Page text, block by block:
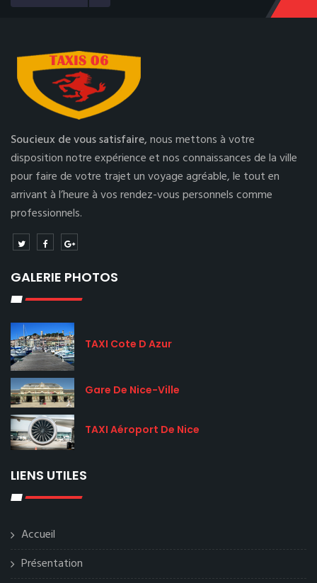
Soucieux de vous satisfaire,nous mettons à votre
disposition notre expérience et nos connaissances de la ville
pour faire de votre trajet un voyage agréable, le tout en
arrivant à l’heure à vos rendez-vous personnels comme
professionnels.
GALERIE PHOTOS
TAXI Cote D Azur
Gare De Nice-Ville
TAXI Aéroport De Nice
LIENS UTILES
Accueil
Présentation